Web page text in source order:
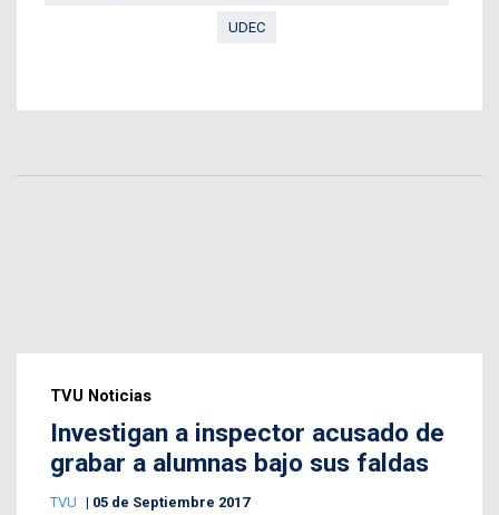
UDEC
TVU Noticias
Investigan a inspector acusado de
grabar a alumnas bajo sus faldas
TVU 05 de Septiembre 2017